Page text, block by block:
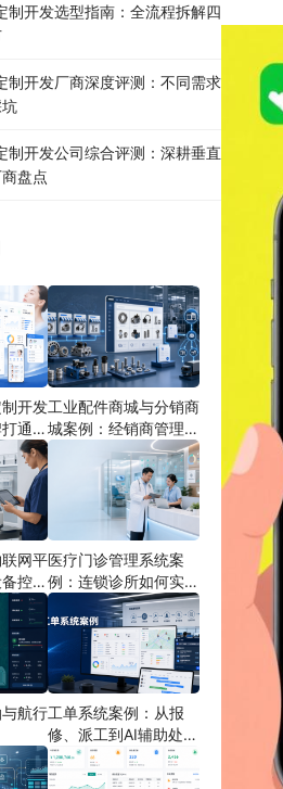
制开发选型指南：全流程拆解四
制开发厂商深度评测：不同需求
制开发公司综合评测：深耕垂直
盘点
开发
通多
工业配件商城与分销商
城案例：经销商管理系
统如何分期建设
网平
控
程运
医疗门诊管理系统案
例：连锁诊所如何实现
多门店协同运营
航行工单系统案例：从报
修、派工到AI辅助处理
的定制开发方案